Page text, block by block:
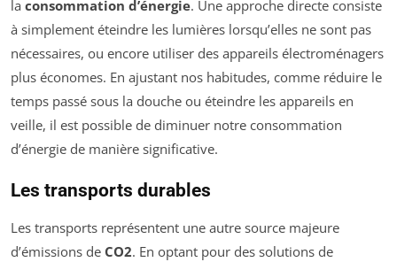
la consommation d’énergie. Une approche directe consiste
à simplement éteindre les lumières lorsqu’elles ne sont pas
nécessaires, ou encore utiliser des appareils électroménagers
plus économes. En ajustant nos habitudes, comme réduire le
temps passé sous la douche ou éteindre les appareils en
veille, il est possible de diminuer notre consommation
d’énergie de manière significative.
Les transports durables
Les transports représentent une autre source majeure
d’émissions de CO2. En optant pour des solutions de